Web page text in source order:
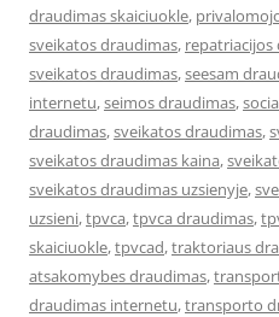
draudimas skaiciuokle,
sveikatos draudimas, repatriacijos
sveikatos draudimas,seesam
internetu,seimos draudimas,
draudimas,sveikatos draudimas,
sveikatos draudimas kaina,
sveikatos draudimas uzsienyje,
uzsieni,tpvca,tpvca draudimas,
skaiciuokle,tpvcad,traktoriaus
atsakomybes draudimas,
draudimas internetu,transporto